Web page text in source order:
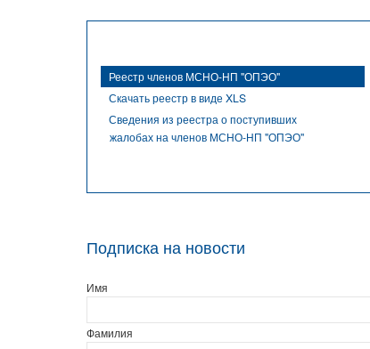
Реестр членов МСНО-НП "ОПЭО"
Скачать реестр в виде XLS
Сведения из реестра о поступивших
жалобах на членов МСНО-НП "ОПЭО"
Подписка на новости
Имя
Фамилия